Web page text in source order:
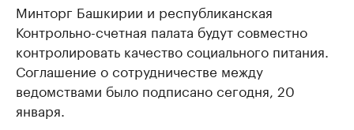
Минторг Башкирии и республиканская
Контрольно-счетная палата будут совместно
контролировать качество социального питания.
Соглашение о сотрудничестве между
ведомствами было подписано сегодня, 20
января.